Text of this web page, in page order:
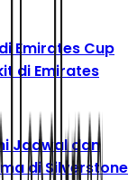
Emirates Cup
di Emirates
Jadwal dan
di Silverstone